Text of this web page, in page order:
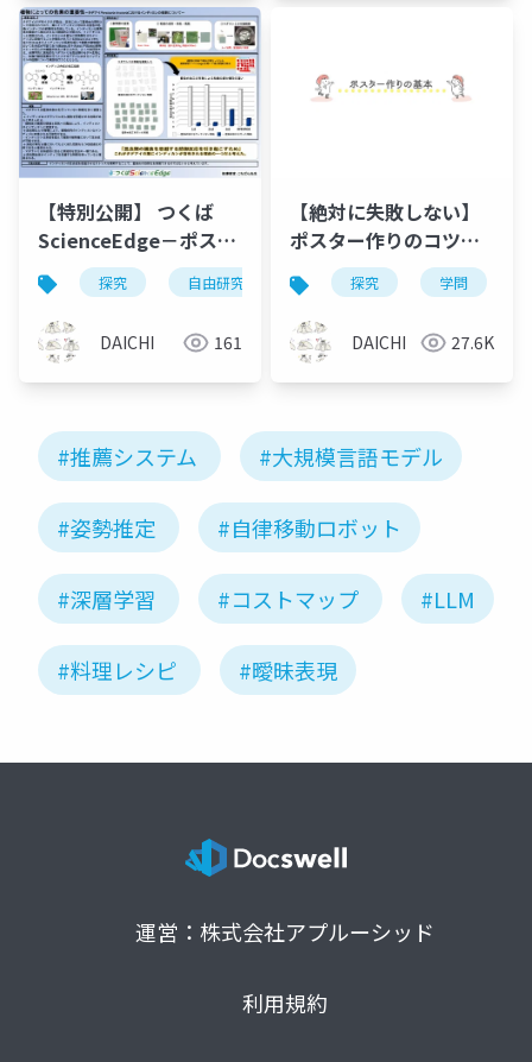
Electro-
Communications)
【特別公開】 つくば
ScienceEdge－ポスタ
ー資料探究 自由研究 ポスター 植物研究
DAICHI 161
【絶対に失敗しない】
ポスター作りのコツと
基本－探究
探究 学問
DAICHI 27.6K
#推薦システム #大規模言語モデル
#姿勢推定 #自律移動ロボット
#深層学習 #コストマップ #LLM
#料理レシピ #曖昧表現
運営：株式会社アプルーシッド
利用規約